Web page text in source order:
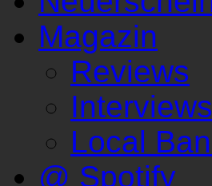
Magazin
Reviews
Interviews
Local
@ Spotify